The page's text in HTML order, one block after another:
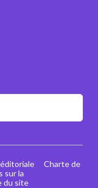
Charte de
sur la
du site